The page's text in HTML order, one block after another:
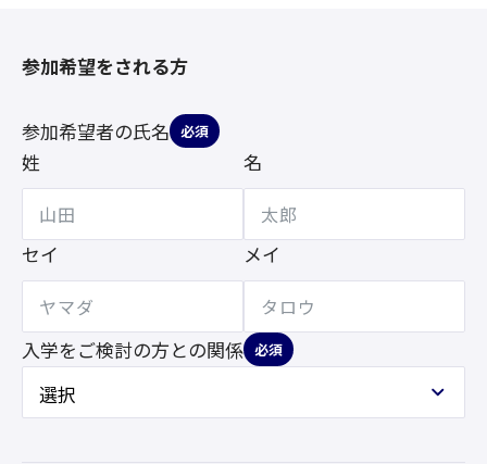
参加希望をされる方
参加希望者の氏名 必須
姓 名
セイ メイ
入学をご検討の方との関係 必須